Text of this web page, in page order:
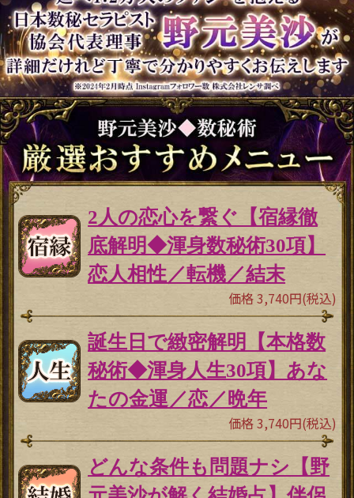
2人の恋心を繋ぐ【宿縁徹
底解明◆渾身数秘術30項】
恋人相性／転機／結末
価格 3,740円(税込)
誕生日で緻密解明【本格数
秘術◆渾身人生30項】あな
たの金運／恋／晩年
価格 3,740円(税込)
どんな条件も問題ナシ【野